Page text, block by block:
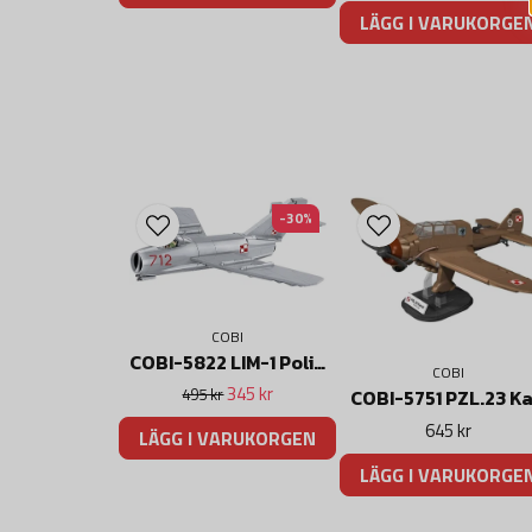
LÄGG I
COBI
COBI-5822 LIM-1 Polish Air Force 1952
495 kr345 kr
LÄGG I VARUKORGEN
-30%
COBI
645 kr
LÄGG I